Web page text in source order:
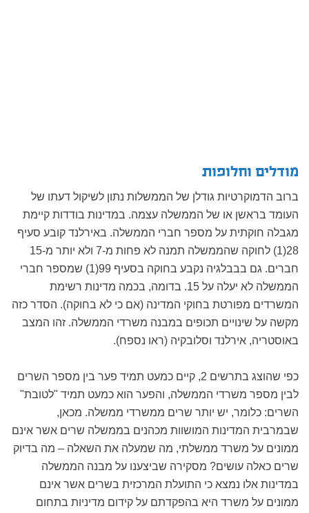
מודלים וחלופות
ברוב הדמוקרטיות גודלן של הממשלות נתון לשיקול דעתו של
העומד בראשן או של הממשלה עצמה. במדינות בודדות קיימת
מגבלה חוקתית על מספר חברי הממשלה. באירלנד קובע סעיף
28(1) לחוקה שהממשלה תמנה לא פחות מ-7 ולא יותר מ-15
חברים. גם בבבלגיה נקבע בחוקה בסעיף 99(1) שמספר חברי
הממשלה לא יעלה על 15. בדומה, בכמה מדינות רשימת
המשרדים מפורטת בחוקי המדינה (אם כי לא בחוקה). הסדר כזה
מקשה על שינויים תכופים במבנה משרדי הממשלה. זהו המצב
באוסטריה, אירלנד וסלובקיה (ראו נספח).
כפי שהוצג בתרשים 2, קיים כמעט תמיד פער בין מספר השרים
לבין מספר משרדי הממשלה, והפער הוא כמעט תמיד "לטובת"
השרים: כלומר, יש יותר שרים ממשרדי ממשלה. מכאן,
שבמרבית המדינות המושוות מכהנים בממשלה שרים אשר אינם
ממונים על משרד ממשלתי, מה שמעלה את השאלה – מה בדיוק
שרים כאלה עושים? מסקירה שביצענו על מבנה הממשלה
במדינות אלו נמצא כי התועלת המרכזית בשרים אשר אינם
ממונים על משרד היא בהפקדתם על קידום מדיניות בתחום